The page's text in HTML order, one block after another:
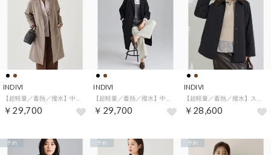
INDIVI
￥29,700
INDIVI
￥29,700
INDIVI
￥28,600
予約 予約 予約